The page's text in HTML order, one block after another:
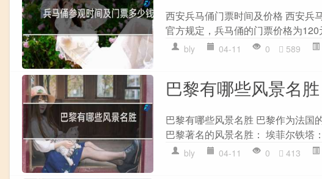
西安兵马俑门票时间及价格 西安兵
官方规定，兵马俑的门票价格为
bly 04-11 0 589
巴黎有哪些风景名胜
巴黎有哪些风景名胜 巴黎作为法国
巴黎著名的风景名胜： 埃菲尔铁塔
bly 04-11 0 413